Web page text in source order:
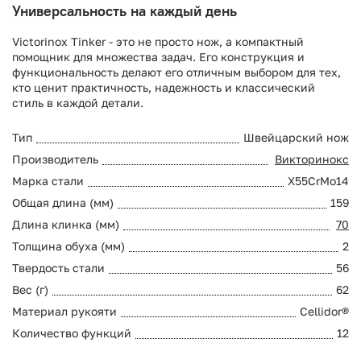
Универсальность на каждый день
Victorinox Tinker - это не просто нож, а компактный
помощник для множества задач. Его конструкция и
функциональность делают его отличным выбором для тех,
кто ценит практичность, надежность и классический
стиль в каждой детали.
Тип
Швейцарский нож
Производитель
Викторинокс
Марка стали
X55CrMo14
Общая длина (мм)
159
Длина клинка (мм)
70
Толщина обуха (мм)
2
Твердость стали
56
Вес (г)
62
Материал рукояти
Cellidor®
Количество функций
12